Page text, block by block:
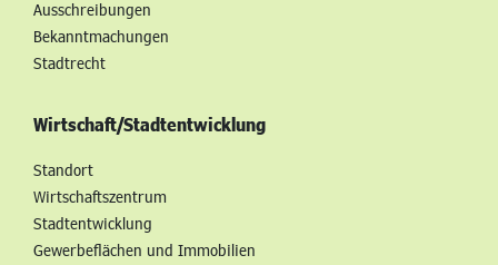
Ausschreibungen
Bekanntmachungen
Stadtrecht
Wirtschaft/Stadtentwicklung
Standort
Wirtschaftszentrum
Stadtentwicklung
Gewerbeflächen und Immobilien